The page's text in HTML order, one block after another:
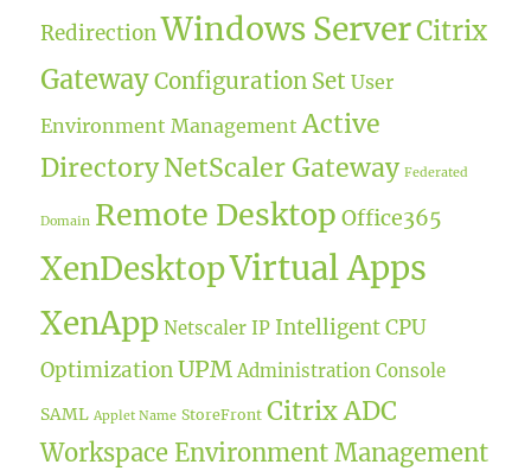
Redirection Windows ServerCitrix
GatewayConfiguration Set User
Environment Management Active
DirectoryNetScaler Gateway Federated
Domain Remote Desktop Office365
XenDesktopVirtual Apps
XenApp Netscaler IP Intelligent CPU
Optimization UPM Administration Console
SAML Applet Name StoreFront Citrix ADC
Workspace Environment Management